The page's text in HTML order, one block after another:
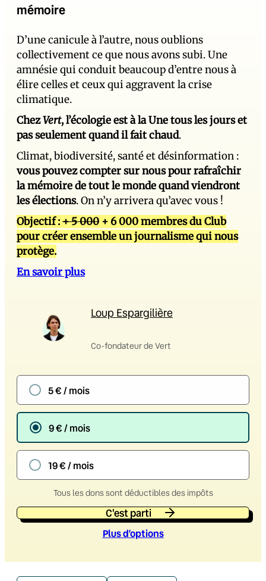
mémoire
D’une canicule à l’autre, nous oublions
collectivement ce que nous avons subi. Une
amnésie qui conduit beaucoup d’entre nous à
élire celles et ceux qui aggravent la crise
climatique.
ChezVert, l’écologie est à la Une tous les jours et
pas seulement quand il fait chaud.
Climat, biodiversité, santé et désinformation :
vous pouvez compter sur nous pour rafraîchir
la mémoire de tout le monde quand viendront
les élections. On n’y arrivera qu’avec vous !
Objectif :+ 5 000 + 6 000 membres du Club
pour créer ensemble un journalisme qui nous
protège.
En savoir plus
Loup Espargilière
Co-fondateur de Vert
5 € / mois
9 € / mois
19 € / mois
Tous les dons sont déductibles des impôts
C'est parti
Plus d’options